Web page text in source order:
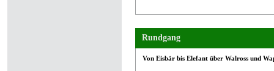
Rundgang
Von Eisbär bis Elefant über Walross und